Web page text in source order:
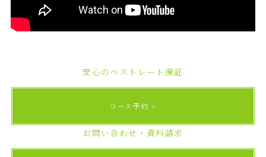
安心のベストレート保証
コース予約
お問い合わせ・資料請求